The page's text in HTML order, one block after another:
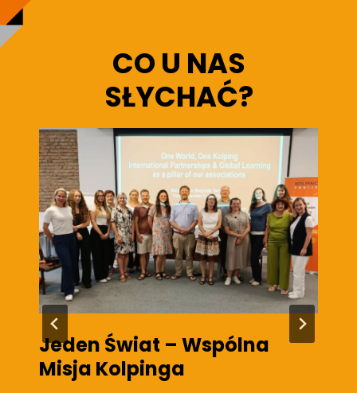
CO U NAS
SŁYCHAĆ?
Jeden Świat – Wspólna
Misja Kolpinga